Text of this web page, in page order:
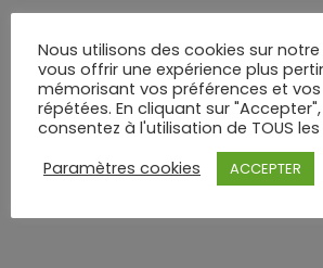
formulaire de recherche
Nous utilisons des cookies sur
vous offrir une expérience plus
mémorisant vos préférences et vos
répétées. En cliquant sur
consentez à l'utilisation de TOUS
Paramètres cookies
ACCEPTER